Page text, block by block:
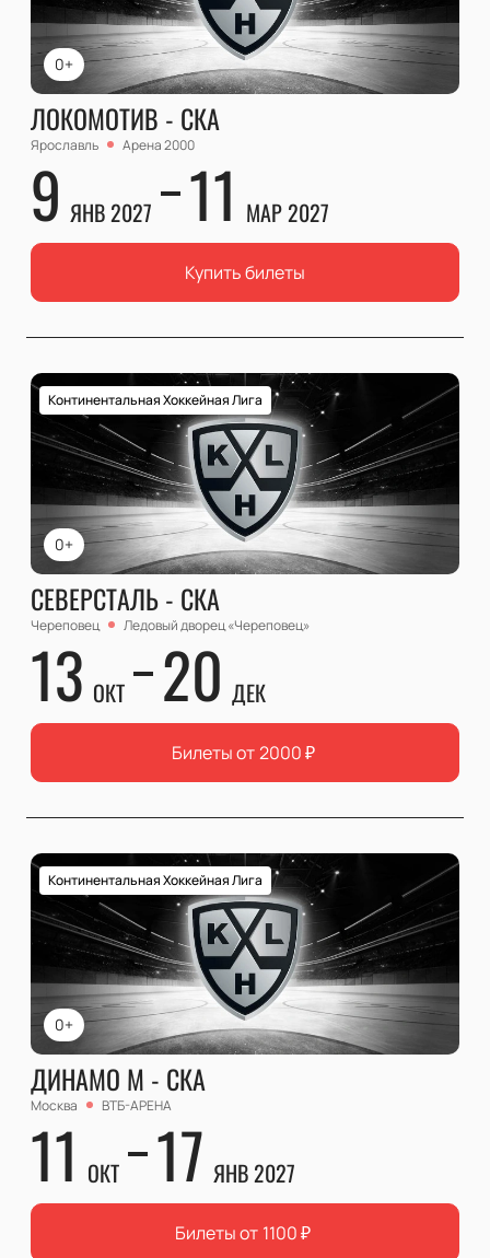
0+
ЛОКОМОТИВ - СКА
Ярославль Арена 2000
9 ЯНВ 2027 11 МАР 2027
Купить билеты
0+
Континентальная Хоккейная Лига
СЕВЕРСТАЛЬ - СКА
Череповец Ледовый дворец «Череповец»
13 ОКТ 20 ДЕК
Билеты от 2000₽
0+
Континентальная Хоккейная Лига
ДИНАМО М - СКА
Москва ВТБ-АРЕНА
11 ОКТ 17 ЯНВ 2027
Билеты от 1100₽